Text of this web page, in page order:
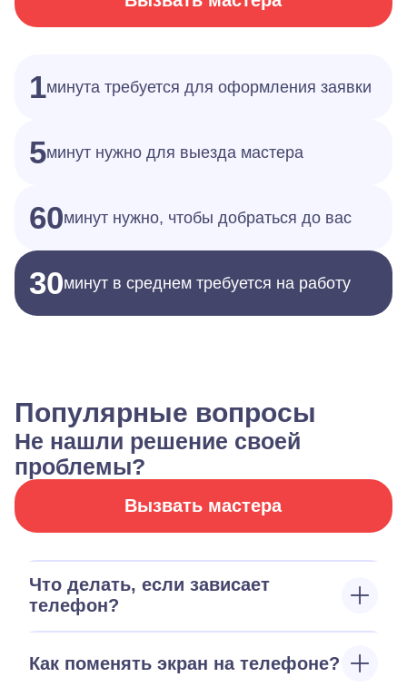
1минута требуется для оформления заявки
5минут нужно для выезда мастера
60минут нужно, чтобы добраться до вас
30минут в среднем требуется на работу
Популярные вопросы
Не нашли решение своей
проблемы?
Вызвать мастера
Что делать, если зависает
телефон?
Как поменять экран на телефоне?